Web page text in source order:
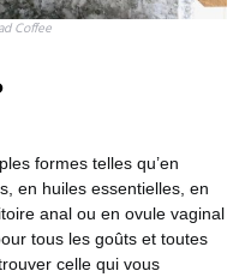
Coffee
formes telles qu’en
en huiles essentielles, en
anal ou en ovule vaginal
tous les goûts et toutes
celle qui vous